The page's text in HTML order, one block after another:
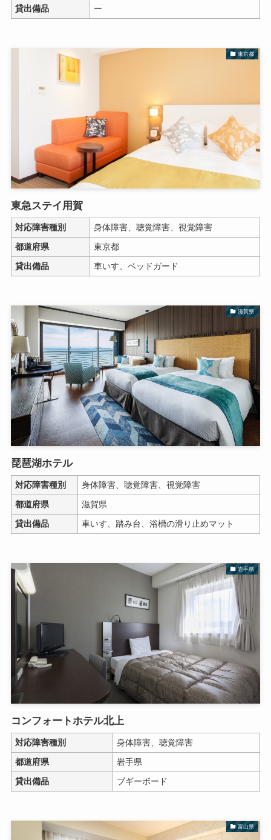
貸出備品 ー
東京都
東急ステイ用賀
対応障害種別
身体障害、聴覚障害、視覚障害
都道府県
東京都
貸出備品
車いす、ベッドガード
滋賀県
琵琶湖ホテル
対応障害種別
身体障害、聴覚障害、視覚障害
都道府県
滋賀県
貸出備品
車いす、踏み台、浴槽の滑り止めマット
岩手県
コンフォートホテル北上
対応障害種別
身体障害、聴覚障害
都道府県
岩手県
貸出備品
ブギーボード
富山県